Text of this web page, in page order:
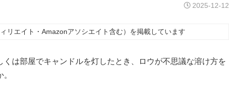
2025-12-12
リエイト・Amazonアソシエイト含む）を掲載しています
は部屋でキャンドルを灯したとき、ロウが不思議な溶け方を